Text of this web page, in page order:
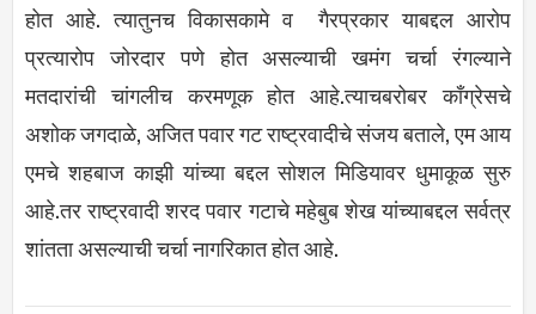
होत आहे. त्यातुनच विकासकामे व गैरप्रकार याबद्दल आरोप
प्रत्यारोप जोरदार पणे होत असल्याची खमंग चर्चा रंगल्याने
मतदारांची चांगलीच करमणूक होत आहे.त्याचबरोबर काँग्रेसचे
अशोक जगदाळे, अजित पवार गट राष्ट्रवादीचे संजय बताले, एम आय
एमचे शहबाज काझी यांच्या बद्दल सोशल मिडियावर धुमाकूळ सुरु
आहे.तर राष्ट्रवादी शरद पवार गटाचे महेबुब शेख यांच्याबद्दल सर्वत्र
शांतता असल्याची चर्चा नागरिकात होत आहे.